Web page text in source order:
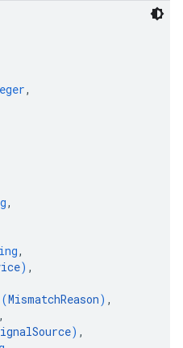
,
,
,
) ,
(MismatchReason) ,
,
) ,